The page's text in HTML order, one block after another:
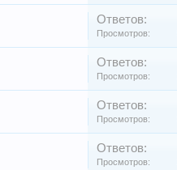
Ответов:
Просмотров:
Ответов:
Просмотров:
Ответов:
Просмотров:
Ответов:
Просмотров: